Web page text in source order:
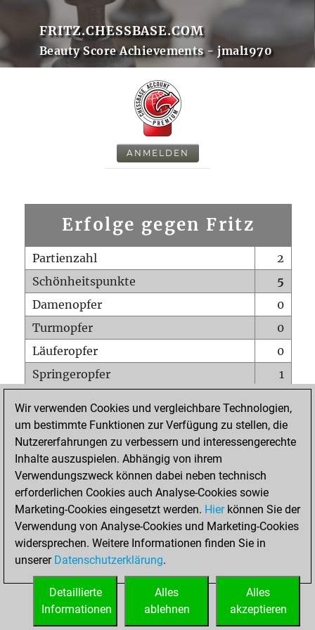
FRITZ.CHESSBASE.COM
Beauty Score Achievements - jmal1970
ANMELDEN
Erfolge gegen Fritz
Partienzahl
2
Schönheitspunkte
5
Damenopfer
0
Turmopfer
0
Läuferopfer
0
Springeropfer
1
Matt auf vollem Brett
0
Bauer setzt Matt
0
Erstickte Matts
Unterverwandlungen
Türme auf der siebten
0
STARTSEITE
Wir verwenden Cookies und vergleichbare Technologien,
um bestimmte Funktionen zur Verfügung zu stellen, die
Nutzererfahrungen zu verbessern und interessengerechte
Inhalte auszuspielen. Abhängig von ihrem
Verwendungszweck können dabei neben technisch
erforderlichen Cookies auch Analyse-Cookies sowie
Marketing-Cookies eingesetzt werden. Hierkönnen Sie der
Verwendung von Analyse-Cookies und Marketing-Cookies
widersprechen. Weitere Informationen finden Sie in
unserer Datenschutzerklärung.
Alles
akzeptieren
Alles
ablehnen
Detaillierte
Informationen